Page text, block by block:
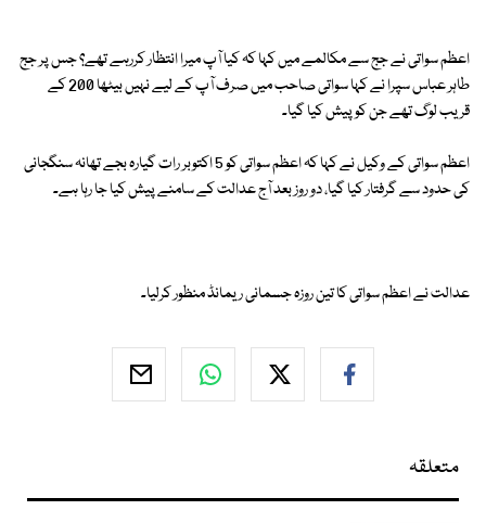
اعظم سواتی نے جج سے مکالمے میں کہا کہ کیا آپ میرا انتظار کررہے تھے؟ جس پر جج
طاہر عباس سپرا نے کہا سواتی صاحب میں صرف آپ کے لیے نہیں بیٹھا 200 کے
قریب لوگ تھے جن کو پیش کیا گیا۔
اعظم سواتی کے وکیل نے کہا کہ اعظم سواتی کو 5 اکتوبر رات گیارہ بجے تھانہ سنگجانی
کی حدود سے گرفتار کیا گیا، دو روز بعد آج عدالت کے سامنے پیش کیا جا رہا ہے۔
عدالت نے اعظم سواتی کا تین روزہ جسمانی ریمانڈ منظور کرلیا۔
متعلقہ